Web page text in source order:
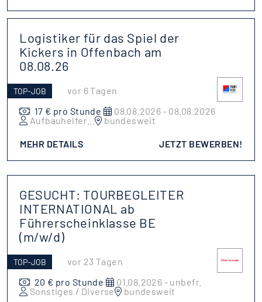
Logistiker für das Spiel der
Kickers in Offenbach am
08.08.26
TOP-JOB
vor 6 Tagen
17 € pro Stunde
08.08.2026 - 08.08.2026
Aufbauhelfer... bundesweit
MEHR DETAILS JETZT BEWERBEN!
GESUCHT: TOURBEGLEITER
INTERNATIONAL ab
Führerscheinklasse BE
(m/w/d)
TOP-JOB
vor 23 Tagen
20 € pro Stunde
01.08.2026 - unbefr.
Sonstiges / Diverse
bundesweit